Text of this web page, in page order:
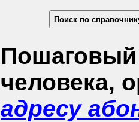
Пошаговый
человека,
адресу